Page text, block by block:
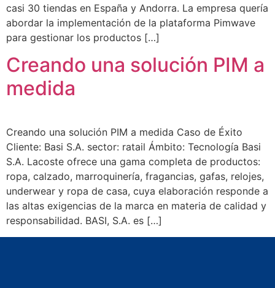
casi 30 tiendas en España y Andorra. La empresa quería
abordar la implementación de la plataforma Pimwave
para gestionar los productos […]
Creando una solución PIM a
medida
Creando una solución PIM a medida Caso de Éxito
Cliente: Basi S.A.​ sector: ratail Ámbito: Tecnología Basi
S.A.​ Lacoste ofrece una gama completa de productos:
ropa, calzado, marroquinería, fragancias, gafas, relojes,
underwear y ropa de casa, cuya elaboración responde a
las altas exigencias de la marca en materia de calidad y
responsabilidad. BASI, S.A. es […]